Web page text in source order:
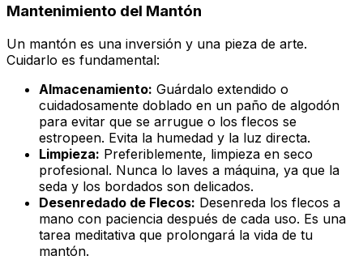
Mantenimiento del Mantón
Un mantón es una inversión y una pieza de arte.
Cuidarlo es fundamental:
Almacenamiento: Guárdalo extendido o
cuidadosamente doblado en un paño de algodón
para evitar que se arrugue o los flecos se
estropeen. Evita la humedad y la luz directa.
Limpieza: Preferiblemente, limpieza en seco
profesional. Nunca lo laves a máquina, ya que la
seda y los bordados son delicados.
Desenredado de Flecos: Desenreda los flecos a
mano con paciencia después de cada uso. Es una
tarea meditativa que prolongará la vida de tu
mantón.